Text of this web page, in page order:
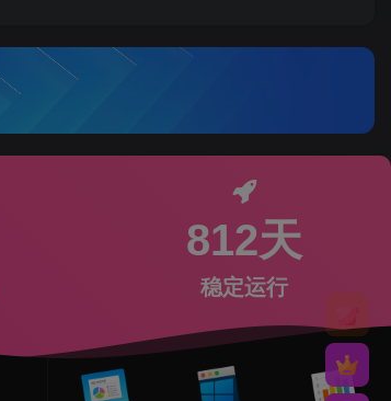
812天
稳定运行